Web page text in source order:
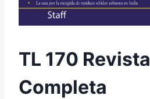
TL 170 Revista
Completa